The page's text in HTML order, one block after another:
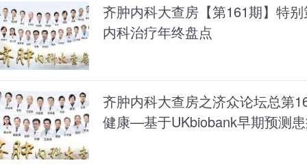
齐肿内科大查房【第161期】特
内科治疗年终盘点
齐肿内科大查房之济众论坛总第
健康—基于UKbiobank早期预测